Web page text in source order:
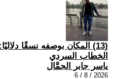
(13) المكان بوصفه نسقًا
الخطاب السردي
ياسر جابر الجمَّال
2026 / 8 / 6